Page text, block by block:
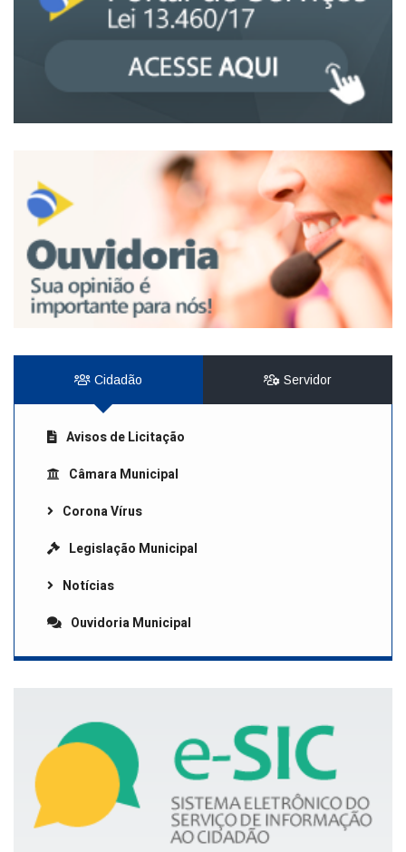
Cidadão Servidor
Avisos de Licitação
Câmara Municipal
Corona Vírus
Legislação Municipal
Notícias
Ouvidoria Municipal